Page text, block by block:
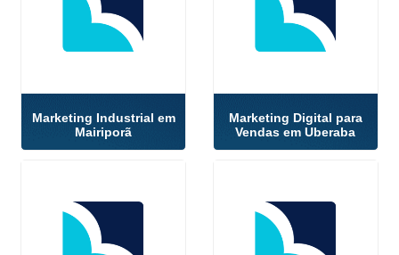
Marketing Industrial em
Mairiporã
Marketing Digital para
Vendas em Uberaba